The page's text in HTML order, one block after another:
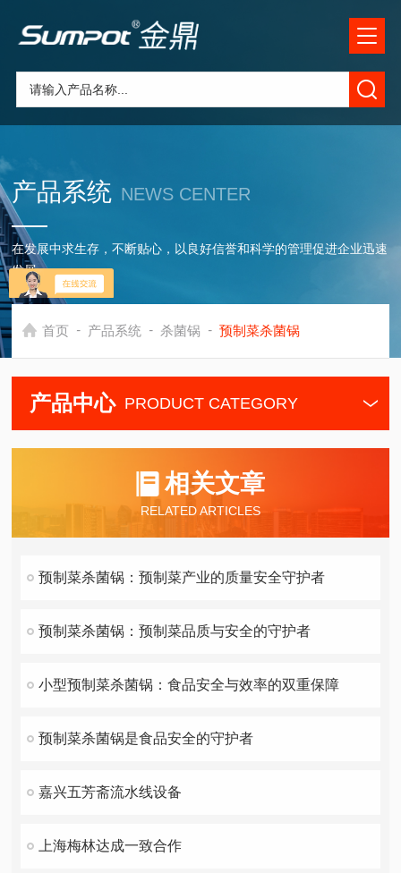
产品系统 NEWS CENTER
在发展中求生存，不断贴心，以良好信誉和科学的管理促进企业迅速
发展
首页 - 产品系统 - 杀菌锅 - 预制菜杀菌锅
产品中心 PRODUCT CATEGORY
相关文章
RELATED ARTICLES
预制菜杀菌锅：预制菜产业的质量安全守护者
预制菜杀菌锅：预制菜品质与安全的守护者
小型预制菜杀菌锅：食品安全与效率的双重保障
预制菜杀菌锅是食品安全的守护者
嘉兴五芳斋流水线设备
上海梅林达成一致合作